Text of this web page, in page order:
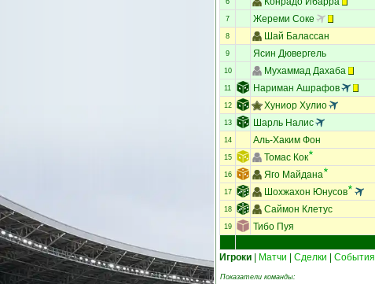
6
7 Жереми Соке
8 Шай Балассан
9 Ясин Дювергель
10 Мухаммад Дахаба
11 Нариман Ашрафов
12 Хуниор Хулио
13 Шарль Налис
14 Аль-Хаким Фон
15 Томас Кок
16 Яго Майдана
17 Шохжахон Юнусов
18 Саймон Клетус
19 Тибо Пуя
Игроки
Матчи Сделки События
Показатели команды: